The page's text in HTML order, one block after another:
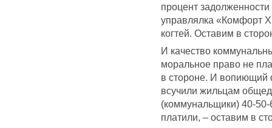
процент
управлялка «Комфорт
когтей. Оставим в
И качество
моральное право не
в стороне. И вопиющий
всучили жильцам
(коммунальщики) 40-
платили, – оставим в